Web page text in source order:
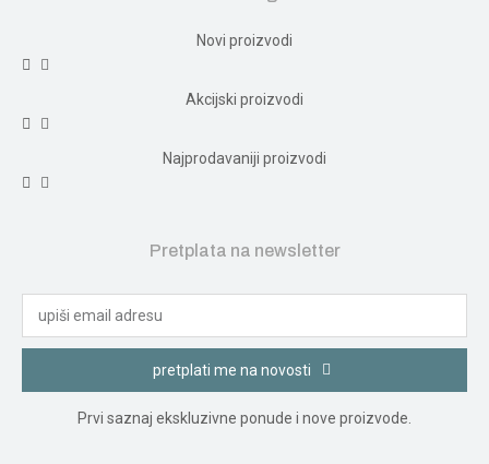
Novi proizvodi
Akcijski proizvodi
Najprodavaniji proizvodi
Pretplata na newsletter
pretplati me na novosti
Prvi saznaj ekskluzivne ponude i nove proizvode.